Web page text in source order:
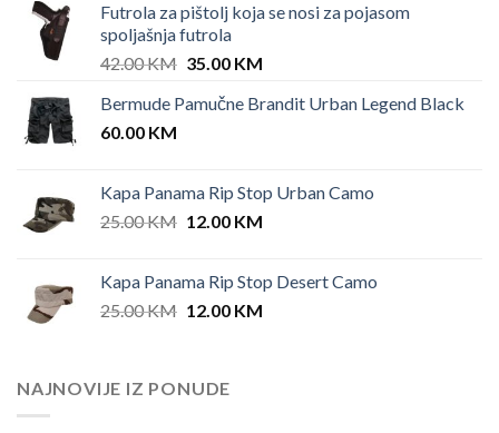
Futrola za pištolj koja se nosi za pojasom
spoljašnja futrola
42.00KM Original
was:
35.00 KMCurrent
is:
Bermude Pamučne Brandit Urban Legend Black
60.00 KM
Kapa Panama Rip Stop Urban Camo
25.00KM Original
25.00 KM.
12.00 KMCurrent
12.00 KM.
Kapa Panama Rip Stop Desert Camo
25.00KM Original
25.00 KM.
12.00 KMCurrent
NAJNOVIJE IZ PONUDE